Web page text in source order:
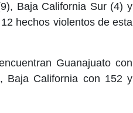
Baja California Sur (4) y
hechos violentos de esta
Guanajuato con
Baja California con 152 y